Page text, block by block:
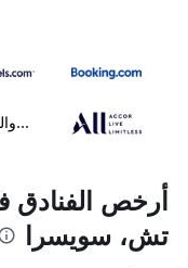
أرخص الفنادق
تش، سويسرا